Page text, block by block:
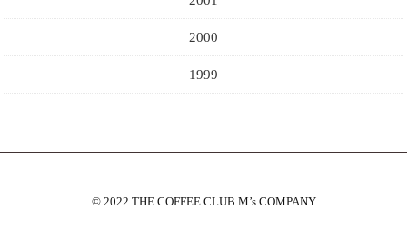
2000
1999
©︎ 2022 THE COFFEE CLUB M’s COMPANY